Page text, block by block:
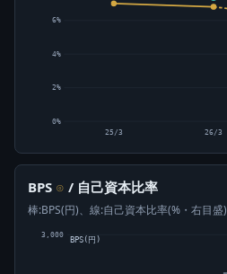
0%
2%
4%
6%
25/3 26/3
BPS ⊙ / 自己資本比率
棒:BPS(円)、線:自己資本比率(%・右目盛)
3,000
BPS(円)